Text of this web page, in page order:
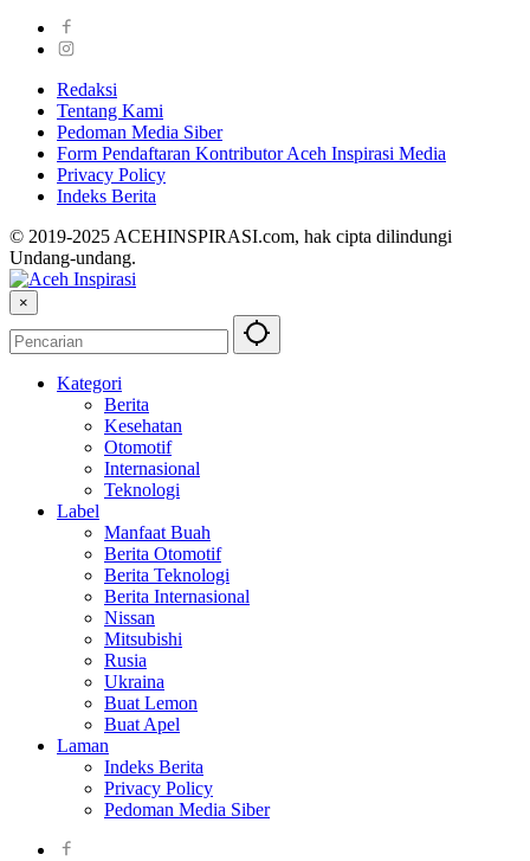
Redaksi
Tentang Kami
Pedoman Media Siber
Form Pendaftaran Kontributor Aceh Inspirasi Media
Privacy Policy
Indeks Berita
© 2019-2025 ACEHINSPIRASI.com, hak cipta dilindungi
Undang-undang.
×
Kategori
Berita
Kesehatan
Otomotif
Internasional
Teknologi
Label
Manfaat Buah
Berita Otomotif
Berita Teknologi
Berita Internasional
Nissan
Mitsubishi
Rusia
Ukraina
Buat Lemon
Buat Apel
Laman
Indeks Berita
Privacy Policy
Pedoman Media Siber